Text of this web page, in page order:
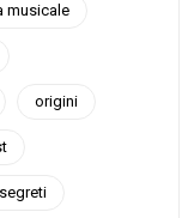
musicale
origini
segreti